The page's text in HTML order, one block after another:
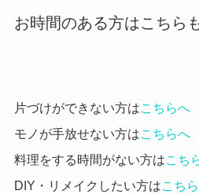
お時間のある方はこちら
片づけができない方はこちらへ
モノが手放せない方はこちらへ
料理をする時間がない方はこち
DIY・リメイクしたい方はこち